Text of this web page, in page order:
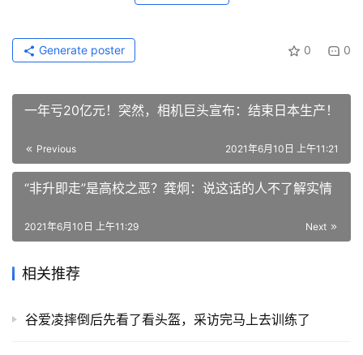
0 0
Generate poster
一年亏20亿元！突然，相机巨头宣布：结束日本生产！
Previous 2021年6月10日 上午11:21
“非升即走”是高校之恶？龚炯：说这话的人不了解实情
Next
2021年6月10日 上午11:29
相关推荐
谷爱凌摔倒后先看了看头盔，采访完马上去训练了